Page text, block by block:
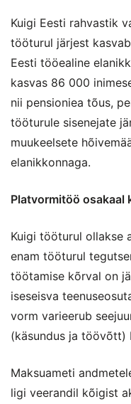
Kuigi Eesti rahvastik
tööturul järjest
Eesti tööealine
kasvas 86 000
nii pensioniea tõus,
tööturule sisenejate
muukeelsete
elanikkonnaga.
Platvormitöö osakaal
Kuigi tööturul ollakse
enam tööturul
töötamise kõrval on
iseseisva
vorm varieerub
(käsundus ja töövõtt)
Maksuameti
ligi veerandil kõigist